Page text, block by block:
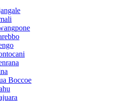
Boccoe